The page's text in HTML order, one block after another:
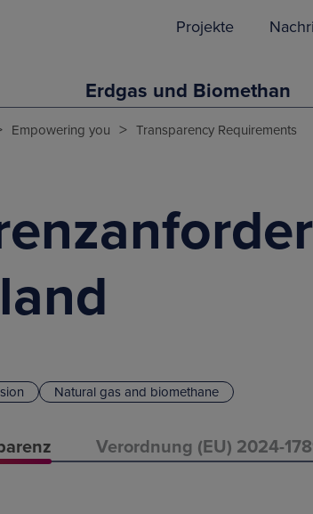
Projekte
Erdgas und Biomethan
Empowering you > Transparency Requirements
Natural gas and biomethane
Verordnung (EU) 2024-